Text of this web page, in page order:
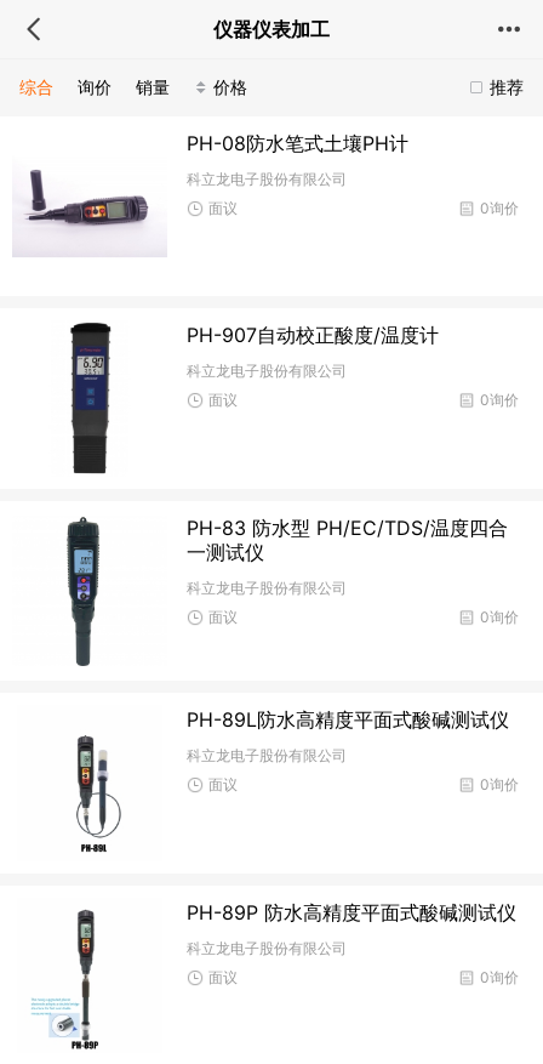
仪器仪表加工
推荐
综合 询价 销量 价格
PH-08防水笔式土壤PH计
科立龙电子股份有限公司
0询价
面议
PH-907自动校正酸度/温度计
科立龙电子股份有限公司
0询价
面议
PH-83 防水型 PH/EC/TDS/温度四合
一测试仪
科立龙电子股份有限公司
0询价
面议
PH-89L防水高精度平面式酸碱测试仪
科立龙电子股份有限公司
0询价
面议
PH-89P 防水高精度平面式酸碱测试仪
科立龙电子股份有限公司
0询价
面议